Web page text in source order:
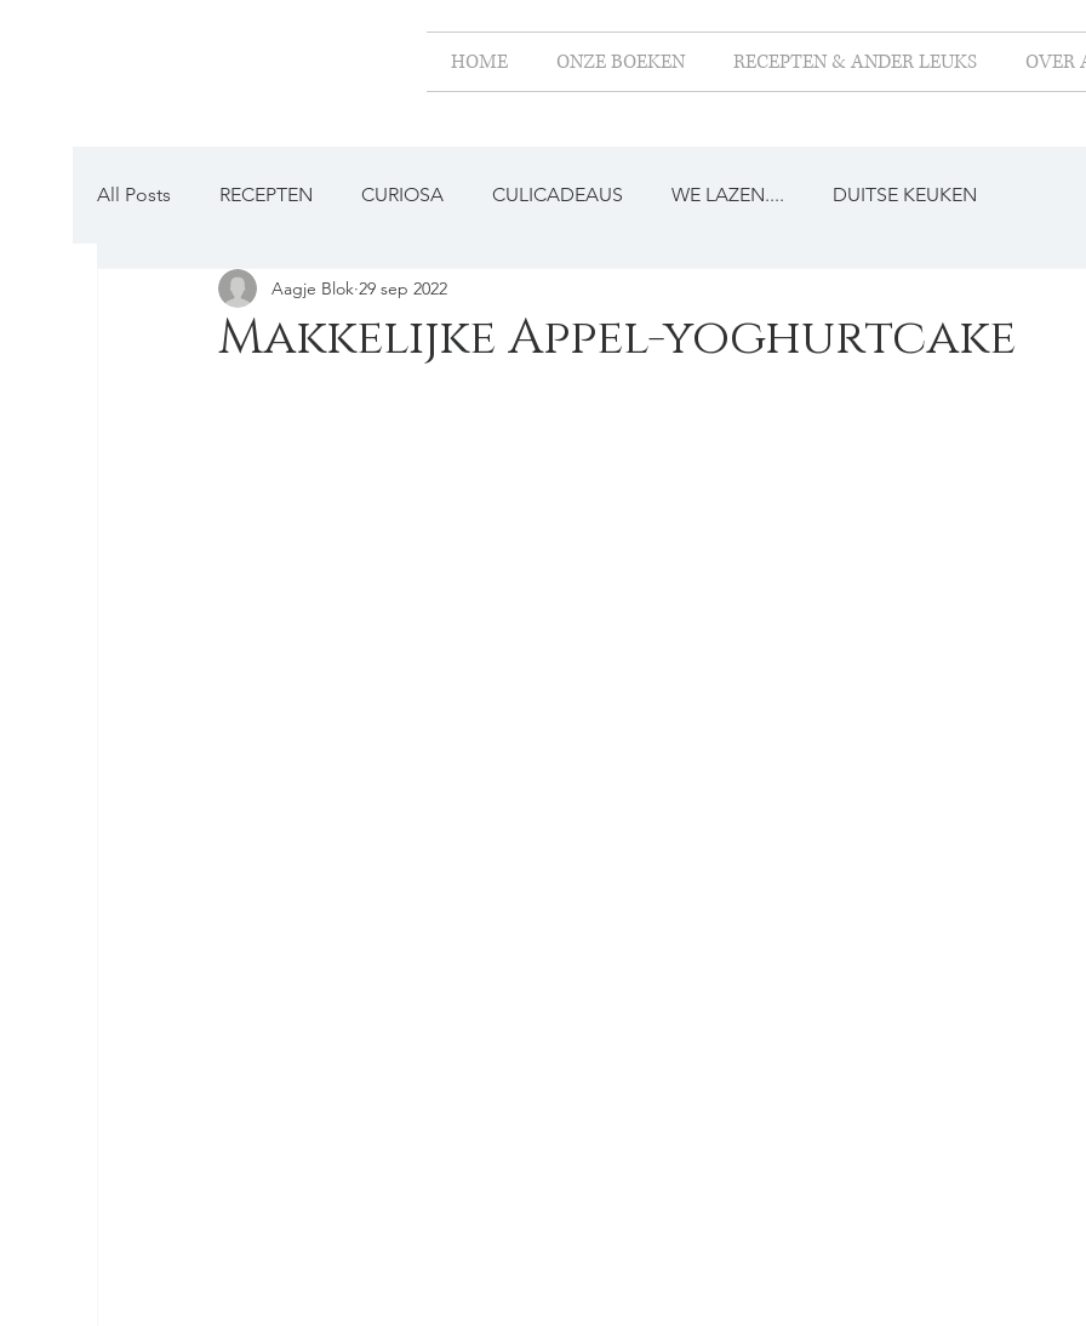
HOME ONZE BOEKEN RECEPTEN & ANDER LEUKS OVER
All Posts RECEPTEN CURIOSA CULICADEAUS WE LAZEN.... DUITSE KEUKEN
BESTAAT DAT NOG?
Makkelijke Appel-yoghurtcake
Aagje Blok 29 sep 2022